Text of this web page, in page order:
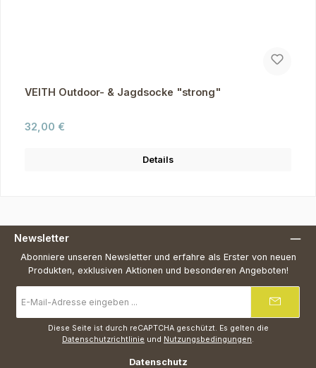
VEITH Outdoor- & Jagdsocke "strong"
Regulärer Preis:
32,00 €
Details
Newsletter
Abonniere unseren Newsletter und erfahre als Erster von neuen
Produkten, exklusiven Aktionen und besonderen Angeboten!
Mail-
Adresse
Diese Seite ist durch reCAPTCHA geschützt. Es gelten die
Datenschutzrichtlinie und Nutzungsbedingungen
Datenschutz